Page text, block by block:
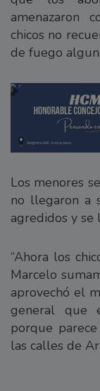
amenazaron
chicos no
de fuego
Los menores
no llegaron a
agredidos y se
“Ahora los
Marcelo
aprovechó el
general que
porque
las calles de